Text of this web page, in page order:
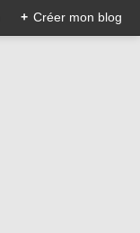
+ Créer mon blog